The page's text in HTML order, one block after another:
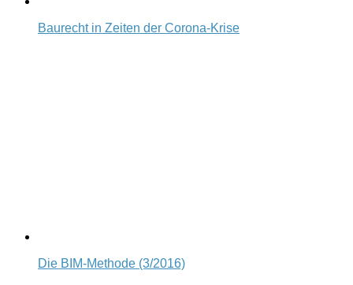
Baurecht in Zeiten der Corona-Krise
Die BIM-Methode (3/2016)